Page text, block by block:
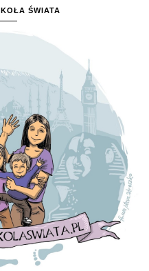
ŚWIATA